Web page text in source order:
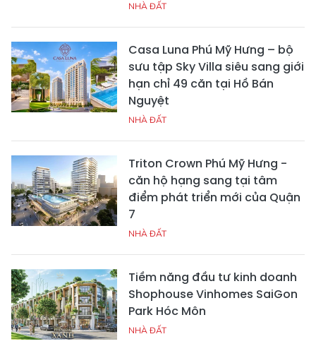
NHÀ ĐẤT
Casa Luna Phú Mỹ Hưng – bộ
sưu tập Sky Villa siêu sang giới
hạn chỉ 49 căn tại Hồ Bán
Nguyệt
NHÀ ĐẤT
Triton Crown Phú Mỹ Hưng -
căn hộ hạng sang tại tâm
điểm phát triển mới của Quận
7
NHÀ ĐẤT
Tiềm năng đầu tư kinh doanh
Shophouse Vinhomes SaiGon
Park Hóc Môn
NHÀ ĐẤT